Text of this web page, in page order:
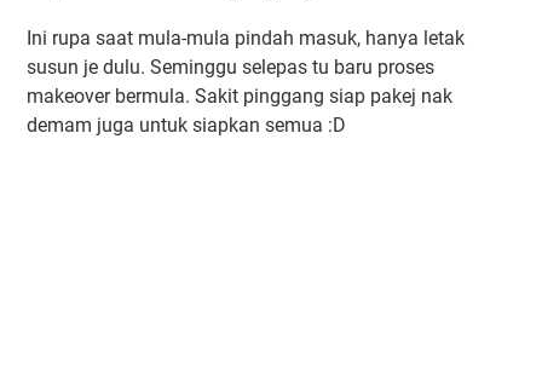
Ini rupa saat mula-mula pindah masuk, hanya letak
susun je dulu. Seminggu selepas tu baru proses
makeover bermula. Sakit pinggang siap pakej nak
demam juga untuk siapkan semua :D